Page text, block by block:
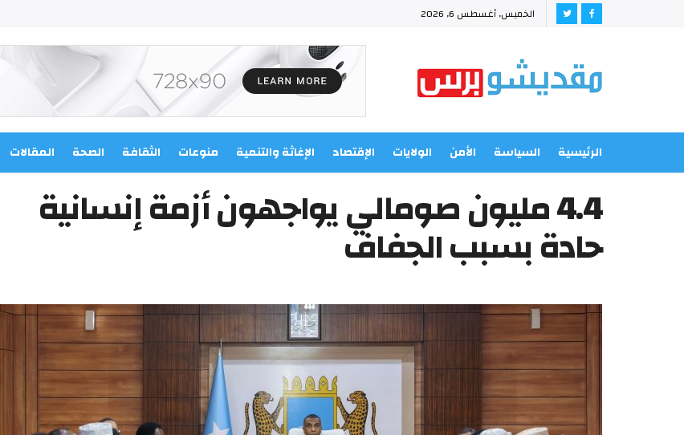
الخميس, أغسطس 6, 2026
الرئيسية السياسة الأمن الولايات الإقتصاد الإغاثة والتنمية منوعات الثقافة الصحة المقالات
4.4 مليون صومالي يواجهون أزمة إنسانية
حادة بسبب الجفاف